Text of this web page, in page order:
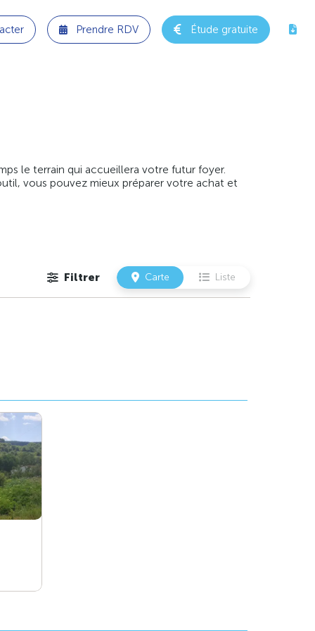
Prendre RDV Étude gratuite
le terrain qui accueillera votre futur foyer.
vous pouvez mieux préparer votre achat et
Filtrer Carte Liste